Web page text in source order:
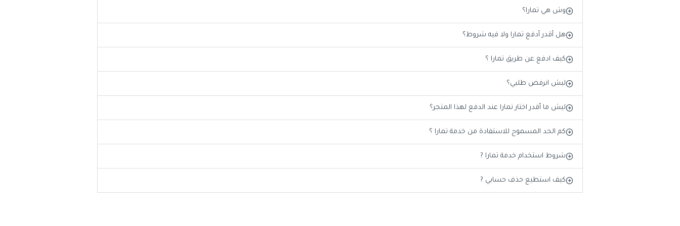
وش هي تمارا؟
هل أقدر أدفع تمارا ولا فيه شروط؟
كيف ادفع عن طريق تمارا ؟
ليش انرفض طلبي؟
ليش ما أقدر اختار تمارا عند الدفع لهذا المتجر؟
كم الحد المسموح للاستفادة من خدمة تمارا ؟
شروط استخدام خدمة تمارا ?
كيف استطيع حذف حسابي ?